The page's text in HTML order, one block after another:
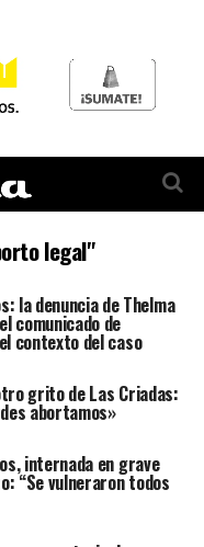
legal"
la denuncia de Thelma
comunicado de
contexto del caso
grito de Las Criadas:
abortamos»
internada en grave
“Se vulneraron todos